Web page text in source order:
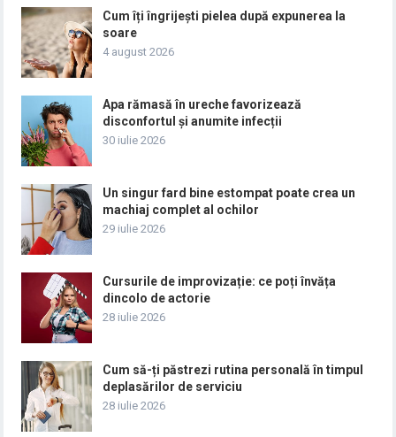
Cum îți îngrijești pielea după expunerea la
soare
4 august 2026
Apa rămasă în ureche favorizează
disconfortul și anumite infecții
30 iulie 2026
Un singur fard bine estompat poate crea un
machiaj complet al ochilor
29 iulie 2026
Cursurile de improvizație: ce poți învăța
dincolo de actorie
28 iulie 2026
Cum să-ți păstrezi rutina personală în timpul
deplasărilor de serviciu
28 iulie 2026